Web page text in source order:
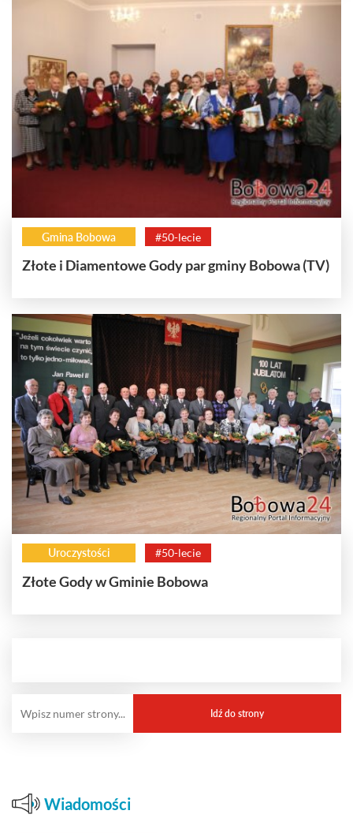
Gmina Bobowa #50-lecie
Złote i Diamentowe Gody par gminy Bobowa (TV)
Uroczystości #50-lecie
Złote Gody w Gminie Bobowa
Wiadomości